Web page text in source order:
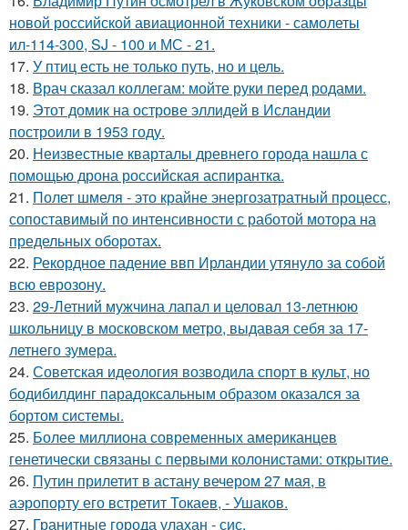
новой российской авиационной техники - самолеты
ил-114-300, SJ - 100 и МС - 21.
17. У птиц есть не только путь, но и цель.
18. Врач сказал коллегам: мойте руки перед родами.
19. Этот домик на острове эллидей в Исландии
построили в 1953 году.
20. Неизвестные кварталы древнего города нашла с
помощью дрона российская аспирантка.
21. Полет шмеля - это крайне энергозатратный процесс,
сопоставимый по интенсивности с работой мотора на
предельных оборотах.
22. Рекордное падение ввп Ирландии утянуло за собой
всю еврозону.
23. 29-Летний мужчина лапал и целовал 13-летнюю
школьницу в московском метро, выдавая себя за 17-
летнего зумера.
24. Советская идеология возводила спорт в культ, но
бодибилдинг парадоксальным образом оказался за
бортом системы.
25. Более миллиона современных американцев
генетически связаны с первыми колонистами: открытие.
26. Путин прилетит в астану вечером 27 мая, в
аэропорту его встретит Токаев, - Ушаков.
27. Гранитные города улахан - сис.